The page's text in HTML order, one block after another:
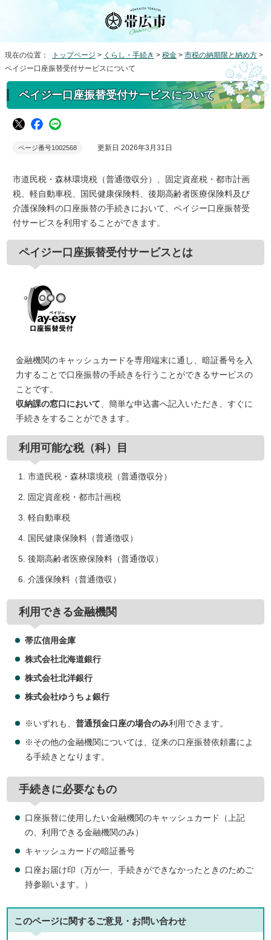
現在の位置： トップページ > くらし・手続き > 税金 > 市税の納期限と納め方 >
ペイジー口座振替受付サービスについて
ペイジー口座振替受付サービスについて
ページ番号1002568 更新日 2026年3月31日
市道民税・森林環境税（普通徴収分）、固定資産税・都市計画
税、軽自動車税、国民健康保険料、後期高齢者医療保険料及び
介護保険料の口座振替の手続きにおいて、ペイジー口座振替受
付サービスを利用することができます。
ペイジー口座振替受付サービスとは
金融機関のキャッシュカードを専用端末に通し、暗証番号を入
力することで口座振替の手続きを行うことができるサービスの
ことです。
収納課の窓口において、簡単な申込書へ記入いただき、すぐに
手続きをすることができます。
利用可能な税（科）目
市道民税・森林環境税（普通徴収分）
固定資産税・都市計画税
軽自動車税
国民健康保険料（普通徴収）
後期高齢者医療保険料（普通徴収）
介護保険料（普通徴収）
利用できる金融機関
帯広信用金庫
株式会社北海道銀行
株式会社北洋銀行
株式会社ゆうちょ銀行
※いずれも、普通預金口座の場合のみ利用できます。
※その他の金融機関については、従来の口座振替依頼書によ
る手続きとなります。
手続きに必要なもの
口座振替に使用したい金融機関のキャッシュカード（上記
の、利用できる金融機関のみ）
キャッシュカードの暗証番号
口座お届け印（万が一、手続きができなかったときのためご
持参願います。）
このページに関するご意見・お問い合わせ